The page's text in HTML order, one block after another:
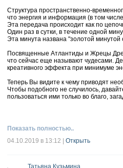
Структура пространственно-
что энергия и информация (в том
Эта передача происходит как по
Один раз в сутки, в течение одной
Эта минута названа "золотой минутой
Посвященные Атлантиды и Жрецы
что сейчас еще называют чудесами.
креативного эффекта при минимуме
Теперь Вы видите к чему приводят
Чтобы подобного не случилось,
пользоваться ими только во благо,
в течении шестидесяти секунд вы
Например - "Хочу с нового года
Говорить хочу, чтобы мне повысили
Показать полностью..
04.10.2019 в 13:12
Открыть
Татьяна Кузьмина